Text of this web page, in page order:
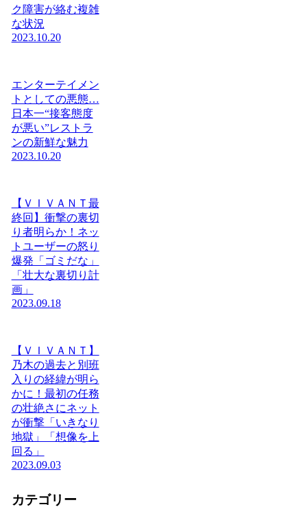
ク障害が絡む複雑
な状況
2023.10.20
エンターテイメン
トとしての悪態…
日本一“接客態度
が悪い”レストラ
ンの新鮮な魅力
2023.10.20
【ＶＩＶＡＮＴ最
終回】衝撃の裏切
り者明らか！ネッ
トユーザーの怒り
爆発「ゴミだな」
「壮大な裏切り計
画」
2023.09.18
【ＶＩＶＡＮＴ】
乃木の過去と別班
入りの経緯が明ら
かに！最初の任務
の壮絶さにネット
が衝撃「いきなり
地獄」「想像を上
回る」
2023.09.03
カテゴリー